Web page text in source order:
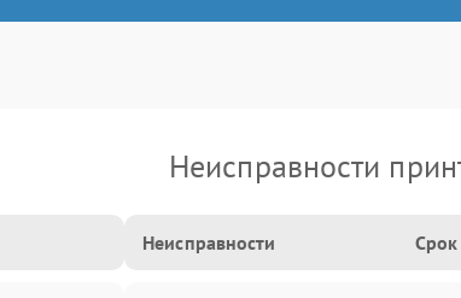
Неисправности
Неисправности Срок